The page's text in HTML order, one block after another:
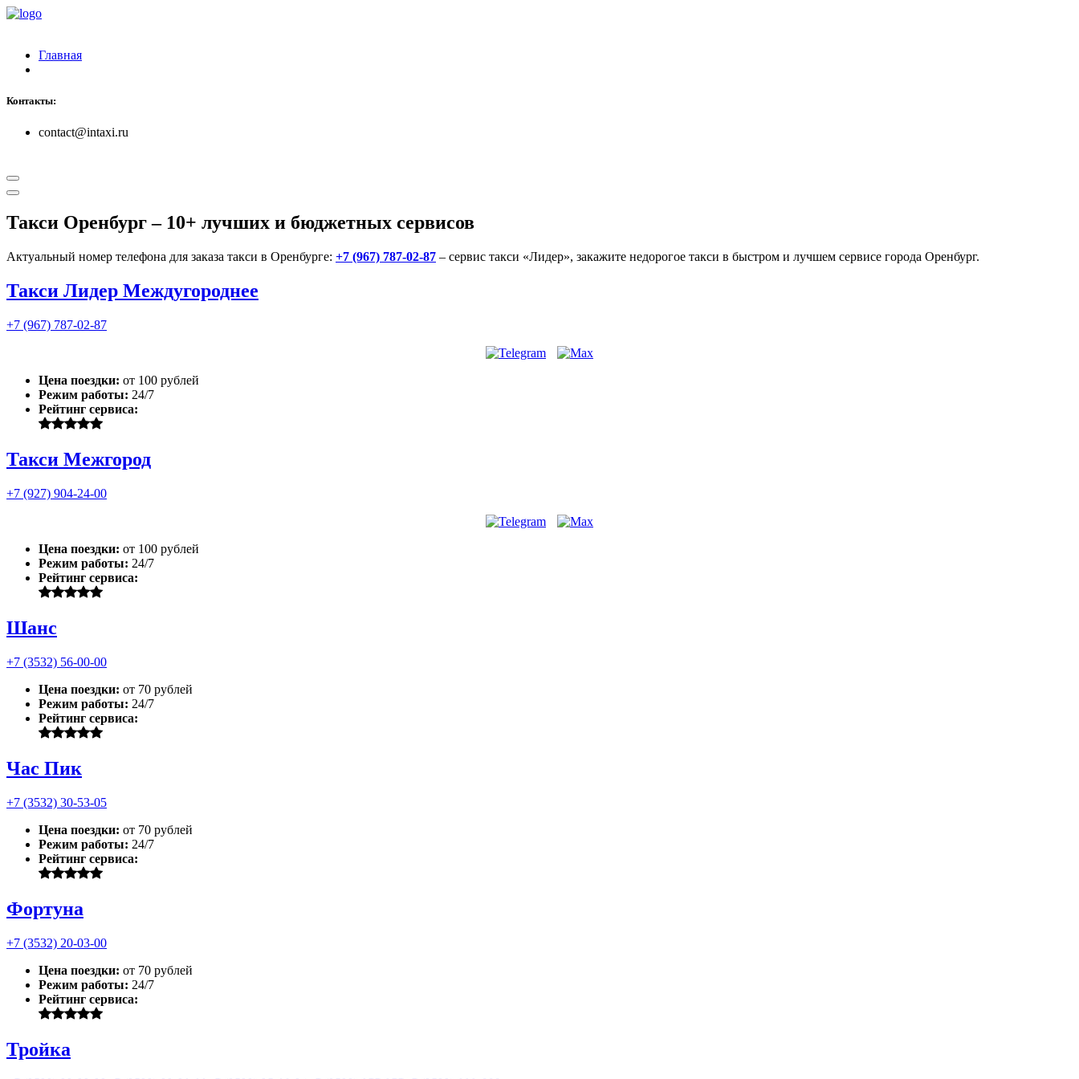
Главная
Контакты:
contact@intaxi.ru
Такси Оренбург– 10+ лучших и бюджетных сервисов
Актуальный номер телефона для заказа такси в Оренбурге: +7 (967) 787-02-87 – сервис такси «Лидер», закажите недорогое такси в быстром и лучшем сервисе города Оренбург.
Такси Лидер Междугороднее
+7 (967) 787-02-87
Цена поездки: от 100 рублей
Режим работы: 24/7
Рейтинг сервиса:
Такси Межгород
+7 (927) 904-24-00
Цена поездки: от 100 рублей
Режим работы: 24/7
Рейтинг сервиса:
Шанс
+7 (3532) 56-00-00
Цена поездки: от 70 рублей
Режим работы: 24/7
Рейтинг сервиса:
Час Пик
+7 (3532) 30-53-05
Цена поездки: от 70 рублей
Режим работы: 24/7
Рейтинг сервиса:
Фортуна
+7 (3532) 20-03-00
Цена поездки: от 70 рублей
Режим работы: 24/7
Рейтинг сервиса:
Тройка